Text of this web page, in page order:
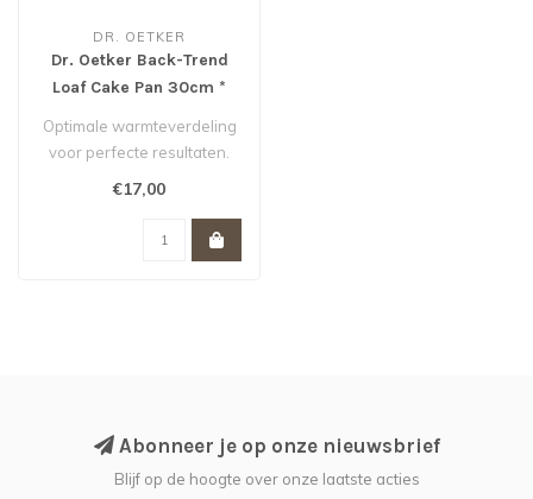
DR. OETKER
Dr. Oetker Back-Trend
Loaf Cake Pan 30cm *
Optimale warmteverdeling
voor perfecte resultaten.
Duurzame keramisch
€17,00
Abonneer je op onze nieuwsbrief
Blijf op de hoogte over onze laatste acties